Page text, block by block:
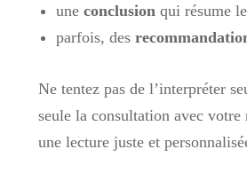
une conclusion qui résume
parfois, des
Ne tentez pas de l’interpréter
seule la consultation avec votre
une lecture juste et